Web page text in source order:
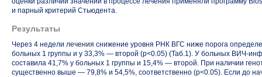
и парный критерий Стьюдента.
Результаты
Через 4 недели лечения снижение уровня РНК ВГС ниже порога
больных 1 группы и у 33,3% — второй (p<0.05) (Таб.1). У больных ВИЧ-
составила 41,7% у больных 1 группы и 15,4% — второй. При наличии
существенно выше — 79,8% и 54,5%, соответственно (p<0.05). Если до